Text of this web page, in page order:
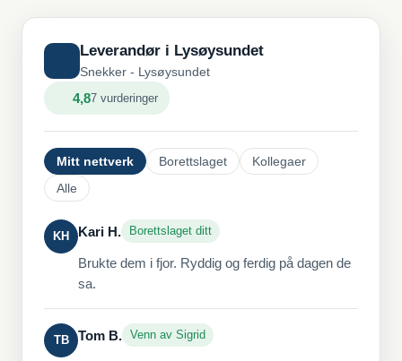
Leverandør i Lysøysundet
Snekker - Lysøysundet
4,87 vurderinger
Mitt nettverk Borettslaget
Kollegaer
Alle
KH Kari H. Borettslaget ditt
Brukte dem i fjor. Ryddig og ferdig på dagen de
sa.
TB Tom B. Venn av Sigrid